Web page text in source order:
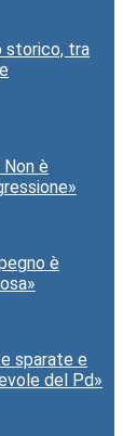
storico, tra
Non è
è
sparate e
del Pd»